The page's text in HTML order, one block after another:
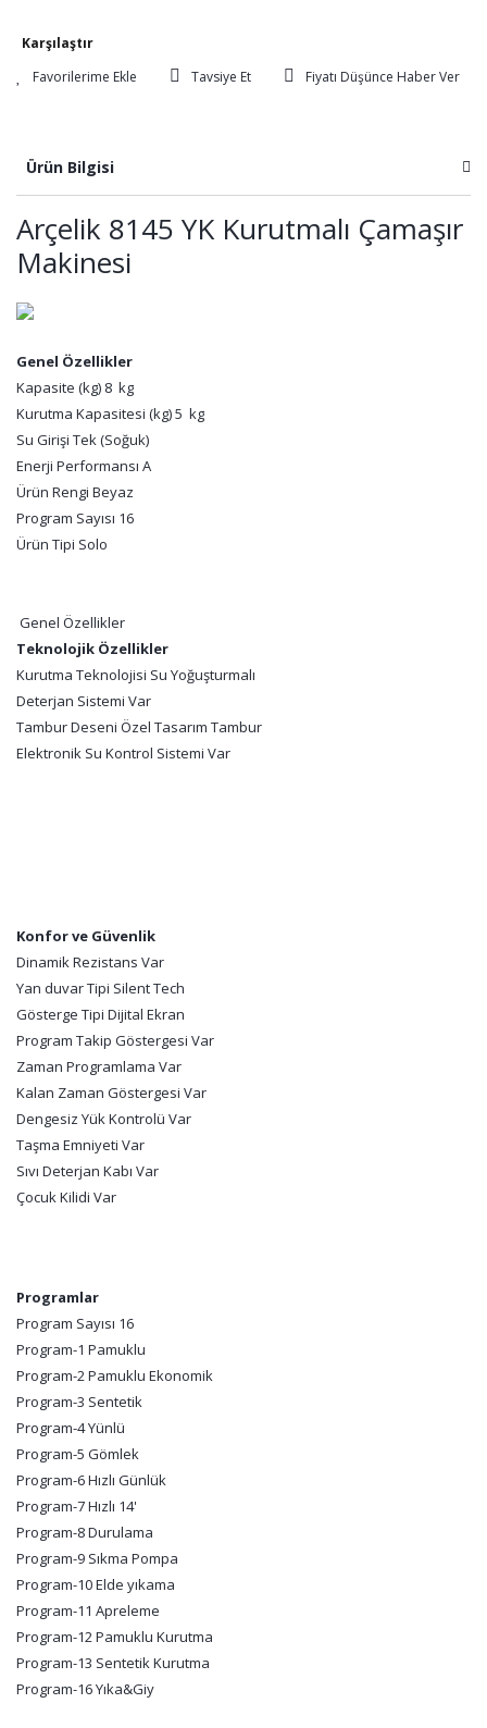
Karşılaştır
Tavsiye Et
Fiyatı Düşünce Haber Ver
Ürün Bilgisi
Arçelik 8145 YK Kurutmalı Çamaşır
Makinesi
Genel Özellikler
Kapasite (kg) 8 kg
Kurutma Kapasitesi (kg) 5 kg
Su Girişi Tek (Soğuk)
Enerji Performansı A
Ürün Rengi Beyaz
Program Sayısı 16
Ürün Tipi Solo
Genel Özellikler
Teknolojik Özellikler
Kurutma Teknolojisi Su Yoğuşturmalı
Deterjan Sistemi Var
Tambur Deseni Özel Tasarım Tambur
Elektronik Su Kontrol Sistemi Var
Konfor ve Güvenlik
Dinamik Rezistans Var
Yan duvar Tipi Silent Tech
Gösterge Tipi Dijital Ekran
Program Takip Göstergesi Var
Zaman Programlama Var
Kalan Zaman Göstergesi Var
Dengesiz Yük Kontrolü Var
Taşma Emniyeti Var
Sıvı Deterjan Kabı Var
Çocuk Kilidi Var
Programlar
Program Sayısı 16
Program-1 Pamuklu
Program-2 Pamuklu Ekonomik
Program-3 Sentetik
Program-4 Yünlü
Program-5 Gömlek
Program-6 Hızlı Günlük
Program-7 Hızlı 14'
Program-8 Durulama
Program-9 Sıkma Pompa
Program-10 Elde yıkama
Program-11 Apreleme
Program-12 Pamuklu Kurutma
Program-13 Sentetik Kurutma
Program-16 Yıka&Giy